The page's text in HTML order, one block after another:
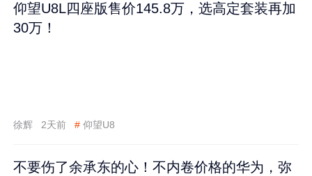
仰望U8L四座版售价145.8万，选高定套装再加
30万！
徐辉 2天前 # 仰望U8
不要伤了余承东的心！不内卷价格的华为，弥